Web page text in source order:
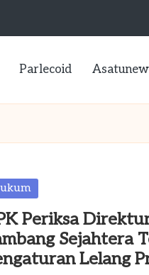
Parlecoid
Periksa
Sejahtera
Lelang